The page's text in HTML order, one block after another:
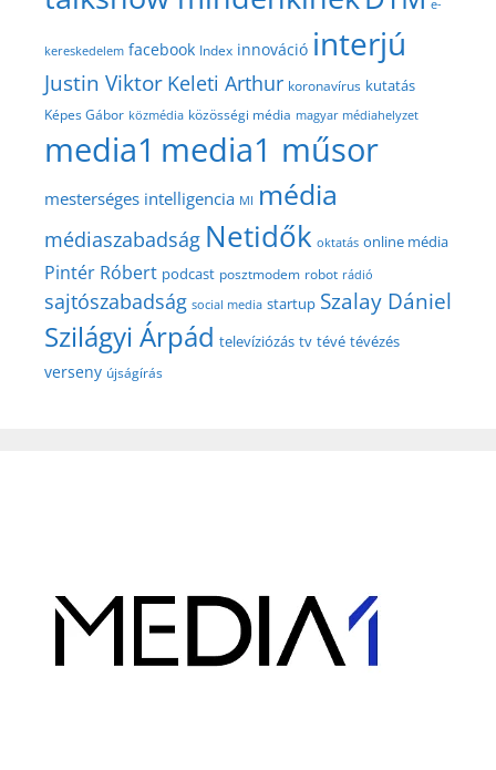
e-
kereskedelem facebook Index innováció interjú
Justin Viktor Keleti Arthur koronavírus kutatás
Képes Gábor közmédia közösségi média magyar médiahelyzet
media1 media1 műsor
mesterséges intelligencia MI média
médiaszabadság Netidők oktatás online média
Pintér Róbert podcast posztmodem robot rádió
sajtószabadság social media startup Szalay Dániel
Szilágyi Árpád televíziózás tv tévé tévézés
verseny újságírás